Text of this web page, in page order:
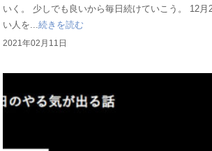
いく。 少しでも良いから毎日続けていこう。 12月
い人を...続きを読む
2021年02月11日